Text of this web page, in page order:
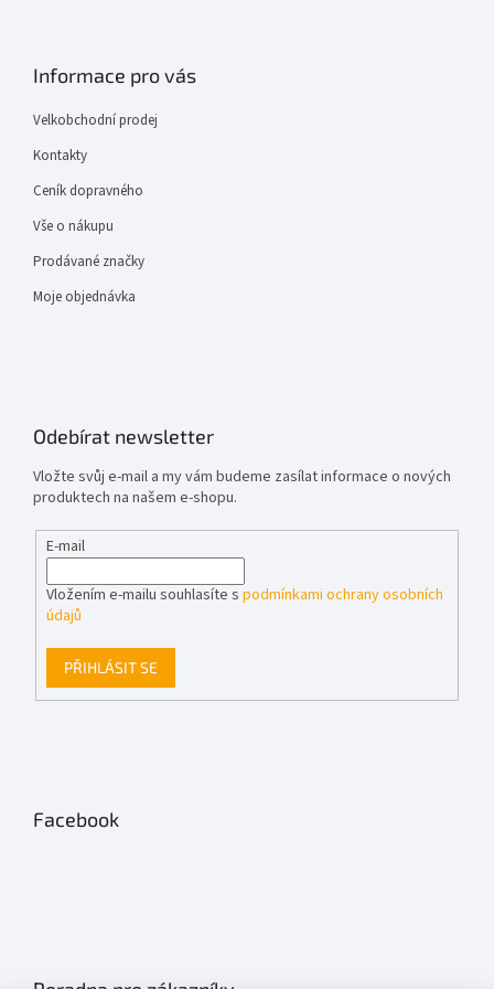
Informace pro vás
Velkobchodní prodej
Kontakty
Ceník dopravného
Vše o nákupu
Prodávané značky
Moje objednávka
Odebírat newsletter
Vložte svůj e-mail a my vám budeme zasílat informace o nových
produktech na našem e-shopu.
E-mail
Vložením e-mailu souhlasíte s podmínkami ochrany osobních
údajů
PŘIHLÁSIT SE
Facebook